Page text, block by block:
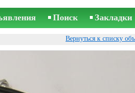
Поиск Закладки
Вернуться к списку